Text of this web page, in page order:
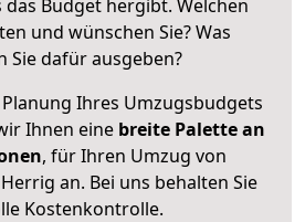
das Budget hergibt. Welchen
und wünschen Sie? Was
Sie dafür ausgeben?
Ihres Umzugsbudgets
Ihnen eine breite Palette an
, für Ihren Umzug von
an. Bei uns behalten Sie
Kostenkontrolle.